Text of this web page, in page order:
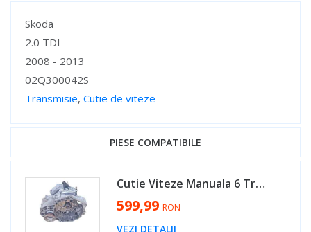
Specificații
Skoda
2.0 TDI
2008 - 2013
02Q300042S
Transmisie, Cutie de viteze
PIESE COMPATIBILE
Cutie Viteze Manuala 6 Trepte Cod HDV Seat Leon 1P 2.0 TDI 2004 - 2013 Cod 02Q300042S [X3006]
599,99 RON
VEZI DETALII